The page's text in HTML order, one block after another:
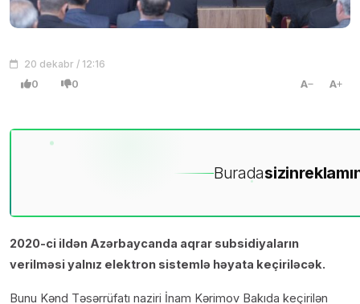
20 dekabr / 12:16
0 0 A A
Buradasizin
2020-ci ildən Azərbaycanda aqrar subsidiyaların
verilməsi yalnız elektron sistemlə həyata keçiriləcək.
Bunu Kənd Təsərrüfatı naziri İnam Kərimov Bakıda keçirilən